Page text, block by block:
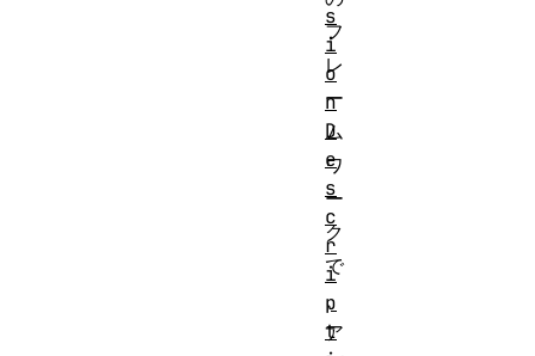
フ
レ
ー
ム
ワ
ー
ク
で
、
ア
s
i
o
n
D
e
s
c
r
i
p
t